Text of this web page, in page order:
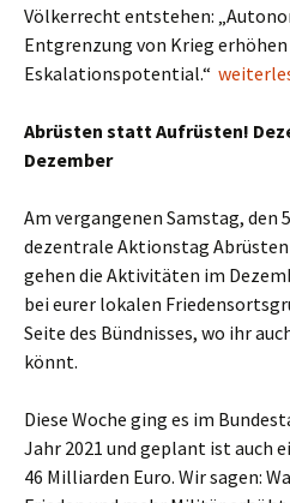
Völkerrecht entstehen:
Entgrenzung von Krieg
Eskalationspotential.“
Abrüsten statt Aufrüsten!
Dezember
Am vergangenen Samstag, den
dezentrale Aktionstag
gehen die Aktivitäten im
bei eurer lokalen
Seite des Bündnisses, wo ihr
könnt.
Diese Woche ging es im
Jahr 2021 und geplant ist auch
46 Milliarden Euro. Wir sagen: